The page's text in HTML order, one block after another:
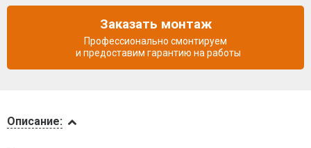
Описание:
Заказать монтаж
Профессионально смонтируем
и предоставим гарантию на работы